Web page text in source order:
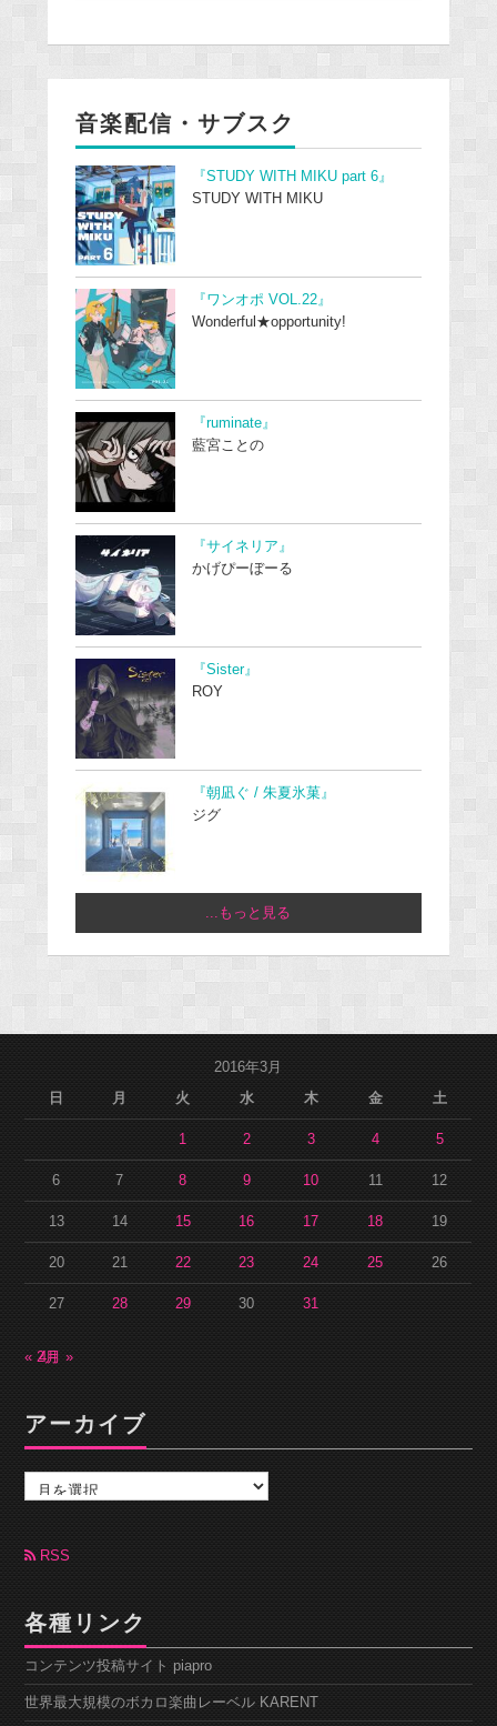
音楽配信・サブスク
『STUDY WITH MIKU part 6』
STUDY WITH MIKU
『ワンオポ VOL.22』
Wonderful★opportunity!
『ruminate』
藍宮ことの
『サイネリア』
かげぴーぼーる
『Sister』
ROY
『朝凪ぐ / 朱夏氷菓』
ジグ
...もっと見る
2016年3月
日
月 火 水 木 金 土
1 2 3 4 5
6 7 8 9 10 11 12
13 14 15 16 17 18 19
20 21 22 23 24 25 26
27 28 29 30 31
« 2月4月 »
アーカイブ
カ
ブ RSS
各種リンク
コンテンツ投稿サイト piapro
世界最大規模のボカロ楽曲レーベル KARENT